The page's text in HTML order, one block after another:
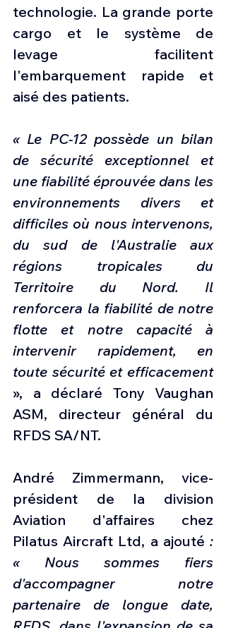
technologie. La grande porte
cargo et le système de
levage facilitent
l'embarquement rapide et
aisé des patients.
« Le PC-12 possède un bilan
de sécurité exceptionnel et
une fiabilité éprouvée dans les
environnements divers et
difficiles où nous intervenons,
du sud de l'Australie aux
régions tropicales du
Territoire du Nord. Il
renforcera la fiabilité de notre
flotte et notre capacité à
intervenir rapidement, en
toute sécurité et efficacement
», a déclaré Tony Vaughan
ASM, directeur général du
RFDS SA/NT.
André Zimmermann, vice-
président de la division
Aviation d'affaires chez
Pilatus Aircraft Ltd, a ajouté :
« Nous sommes fiers
d'accompagner notre
partenaire de longue date,